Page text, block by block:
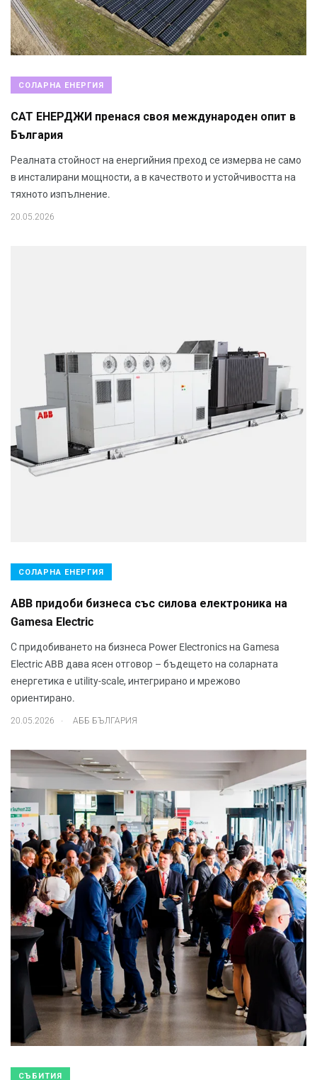
СОЛАРНА ЕНЕРГИЯ
САТ ЕНЕРДЖИ пренася своя международен опит в
България
Реалната стойност на енергийния преход се измерва не само
в инсталирани мощности, а в качеството и устойчивостта на
тяхното изпълнение.
20.05.2026
СОЛАРНА ЕНЕРГИЯ
ABB придоби бизнеса със силова електроника на
Gamesa Electric
С придобиването на бизнеса Power Electronics на Gamesa
Electric ABB дава ясен отговор – бъдещето на соларната
енергетика е utility-scale, интегрирано и мрежово
ориентирано.
20.05.2026 . АББ БЪЛГАРИЯ
СЪБИТИЯ